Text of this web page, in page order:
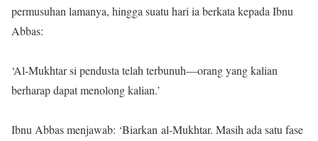
permusuhan lamanya, hingga suatu hari ia berkata kepada Ibnu
Abbas:
‘Al-Mukhtar si pendusta telah terbunuh—orang yang kalian
berharap dapat menolong kalian.’
Ibnu Abbas menjawab: ‘Biarkan al-Mukhtar. Masih ada satu fase